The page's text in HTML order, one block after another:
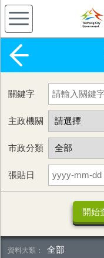
關鍵字
主政機關
市政分類
張貼日
全部